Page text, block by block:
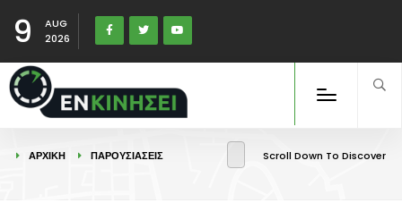
9
AUG
2026
ΑΡΧΙΚΉ ΠΑΡΟΥΣΙΑΣΕΙΣ Scroll Down To Discover